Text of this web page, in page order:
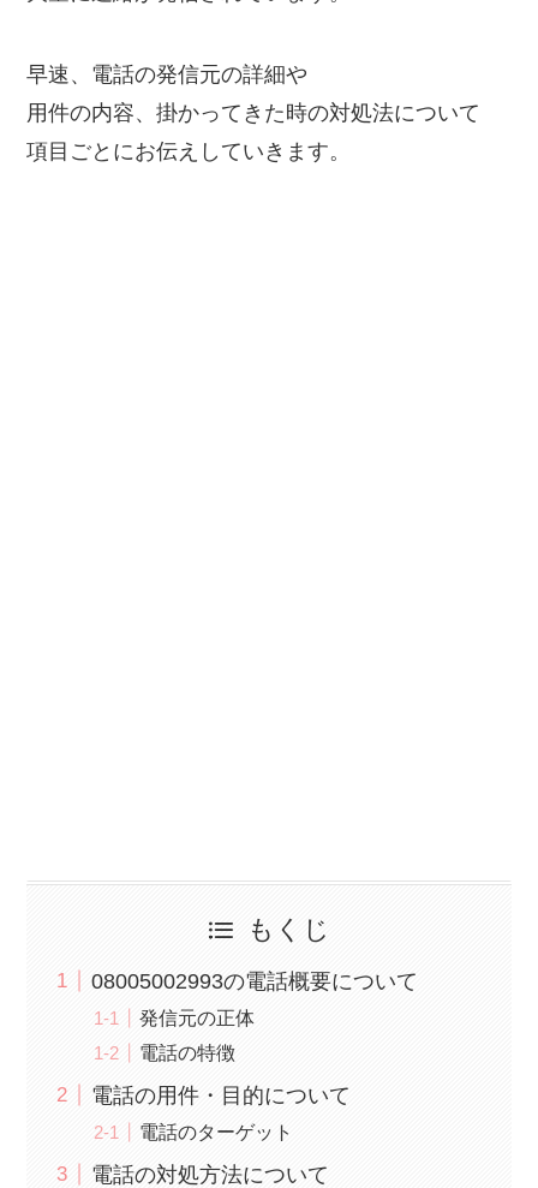
早速、電話の発信元の詳細や
用件の内容、掛かってきた時の対処法について
項目ごとにお伝えしていきます。
もくじ
08005002993の電話概要について
発信元の正体
電話の特徴
電話の用件・目的について
電話のターゲット
電話の対処方法について